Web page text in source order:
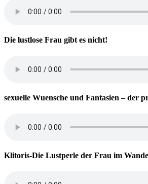
Die lustlose Frau gibt es nicht!
sexuelle Wuensche und Fantasien – der
Klitoris-Die Lustperle der Frau im